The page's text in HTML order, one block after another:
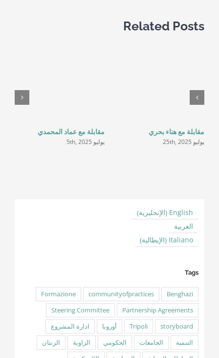
Related Posts
مقابلة مع هناء بحري
يوليو 25th, 2025
مقابلة مع عماد المحمدي
يوليو 5th, 2025
English
(الإنجليزية)
العربية
Italiano
(الإيطالية)
Tags
Benghazi
communityofpractices
Formazione
Partnership Agreements
Steering Committee
storyboard
Tripoli أوروبا
ادارة المشروع
التنمية
الجامعات الحكومي الزاوية
الزنتان